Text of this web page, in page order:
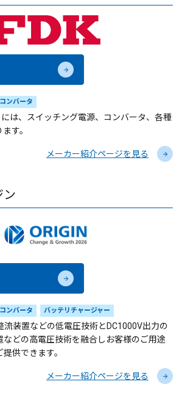
ンバータ
には、スイッチング電源、コンバータ、各種
す。
メーカー紹介ページを見る
ン
ンバータ バッテリチャージャー
流装置などの低電圧技術とDC1000V出力の
どの高電圧技術を融合しお客様のご用途
供できます。
メーカー紹介ページを見る